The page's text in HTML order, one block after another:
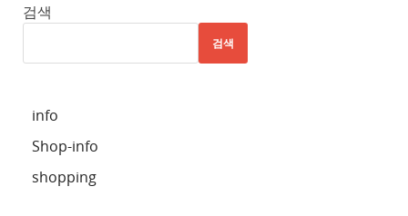
사
이
추
사
이
검색
검색
info
Shop-info
shopping